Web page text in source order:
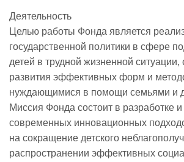
Родителям
Учитель года
Противодействие коррупции
Реализация соц заказа
Деятельность
Целью работы Фонда является
государственной политики в сфере
детей в трудной жизненной
развития эффективных форм и
нуждающимися в помощи семьями и
Миссия Фонда состоит в разработке
современных инновационных
на сокращение детского
распространении эффективных